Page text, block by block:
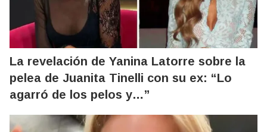
La revelación de Yanina Latorre sobre la
pelea de Juanita Tinelli con su ex: “Lo
agarró de los pelos y…”